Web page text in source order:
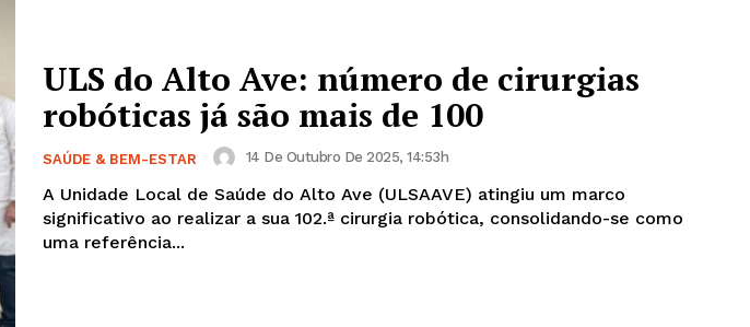
ULS do Alto Ave: número de cirurgias
robóticas já são mais de 100
SAÚDE & BEM-ESTAR 14 De Outubro De 2025, 14:53h
A Unidade Local de Saúde do Alto Ave (ULSAAVE) atingiu um marco
significativo ao realizar a sua 102.ª cirurgia robótica, consolidando-se como
uma referência...